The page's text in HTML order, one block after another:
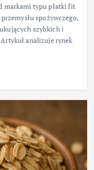
markami typu płatki fit
spożywczego,
szybkich i
analizuje rynek